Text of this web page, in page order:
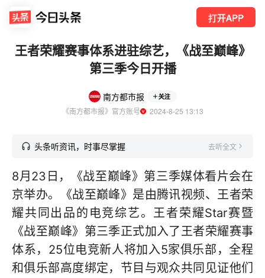
打开APP
王者荣耀赛事体系进驻综艺，《战至巅峰》
第三季今日开播
南方都市报 关注
《南方都市报》官方账号
  2024-8-25 13:13
头条听资讯，时事尽掌握 去听全文
8月23日，《战至巅峰》第三季媒体看片会在
京举办。《战至巅峰》是由腾讯视频、王者荣
耀共同出品的电竞综艺。王者荣耀Star赛暨
《战至巅峰》第三季正式加入了王者荣耀赛事
体系，25位电竞新人将加入5家俱乐部，全程
和俱乐部高度绑定，节目与观众共同见证他们